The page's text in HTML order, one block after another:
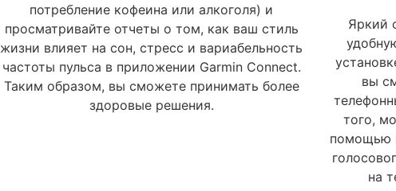
потребление кофеина или алкоголя) и
просматривайте отчеты о том, как ваш стиль
жизни влияет на сон, стресс и вариабельность
частоты пульса в приложении Garmin Connect.
Таким образом, вы сможете принимать более
здоровые решения.
Яркий
вы
того,
помощью
на
Заказать звонок
Заполните форму и наш менеджер свяжется с вами чтобы
ответить на все ваши вопросы
Задать вопрос
Вы можете задать любой вопрос на тему нашей продукции
или работы интернет-магазина. Мы постараемся ответить
на него как можно быстрее и подробнее.